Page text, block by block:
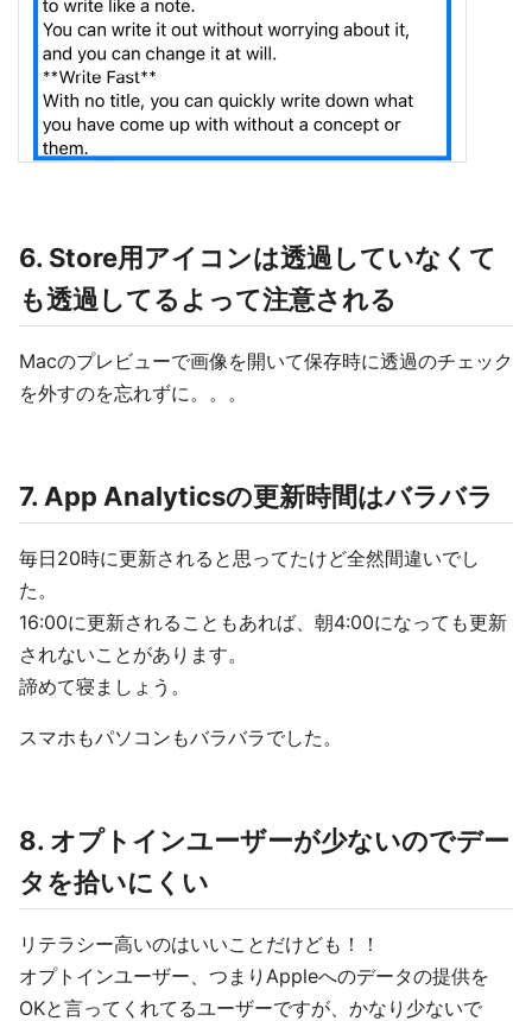
6. Store用アイコンは透過していなくて
も透過してるよって注意される
Macのプレビューで画像を開いて保存時に透過のチェック
を外すのを忘れずに。。。
7. App Analyticsの更新時間はバラバラ
毎日20時に更新されると思ってたけど全然間違いでし
た。
16:00に更新されることもあれば、朝4:00になっても更新
されないことがあります。
諦めて寝ましょう。
スマホもパソコンもバラバラでした。
8. オプトインユーザーが少ないのでデー
タを拾いにくい
リテラシー高いのはいいことだけども！！
オプトインユーザー、つまりAppleへのデータの提供を
OKと言ってくれてるユーザーですが、かなり少ないで